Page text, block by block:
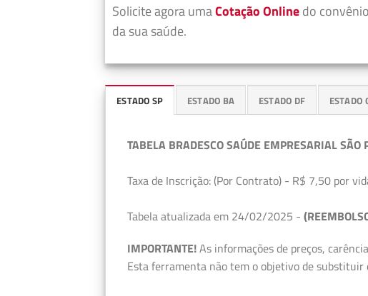
Solicite agora umaCotação Onlinedo
da sua saúde.
ESTADO SP ESTADO BA ESTADO DF ESTADO
TABELA BRADESCO SAÚDE EMPRESARIAL SÃO
Taxa de Inscrição: (Por Contrato) - R$ 7,50 por
Tabela atualizada em 24/02/2025 -
IMPORTANTE!As informações de preços,
Esta ferramenta não tem o objetivo de substituir